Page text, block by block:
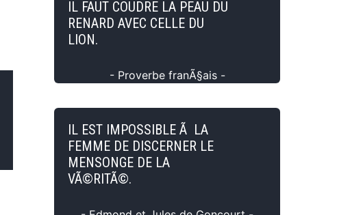
IL FAUT COUDRE LA PEAU DU
RENARD AVEC CELLE DU
LION.
- Proverbe franÃ§ais -
IL EST IMPOSSIBLE Ã LA
FEMME DE DISCERNER LE
MENSONGE DE LA
VÃ©RITÃ©.